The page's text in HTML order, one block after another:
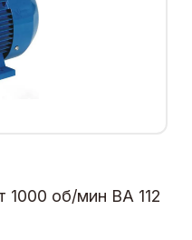
1000 об/мин ВА 112